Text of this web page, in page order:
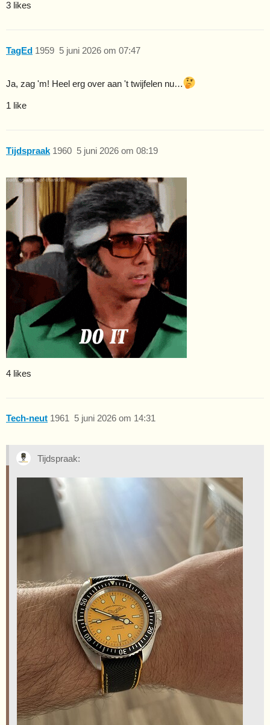
3 likes
TagEd 5 juni 2026 om 07:47
1959
Ja, zag 'm! Heel erg over aan 't twijfelen nu…
1 like
Tijdspraak 5 juni 2026 om 08:19
1960
4 likes
Tech-neut 5 juni 2026 om 14:31
1961
Tijdspraak: